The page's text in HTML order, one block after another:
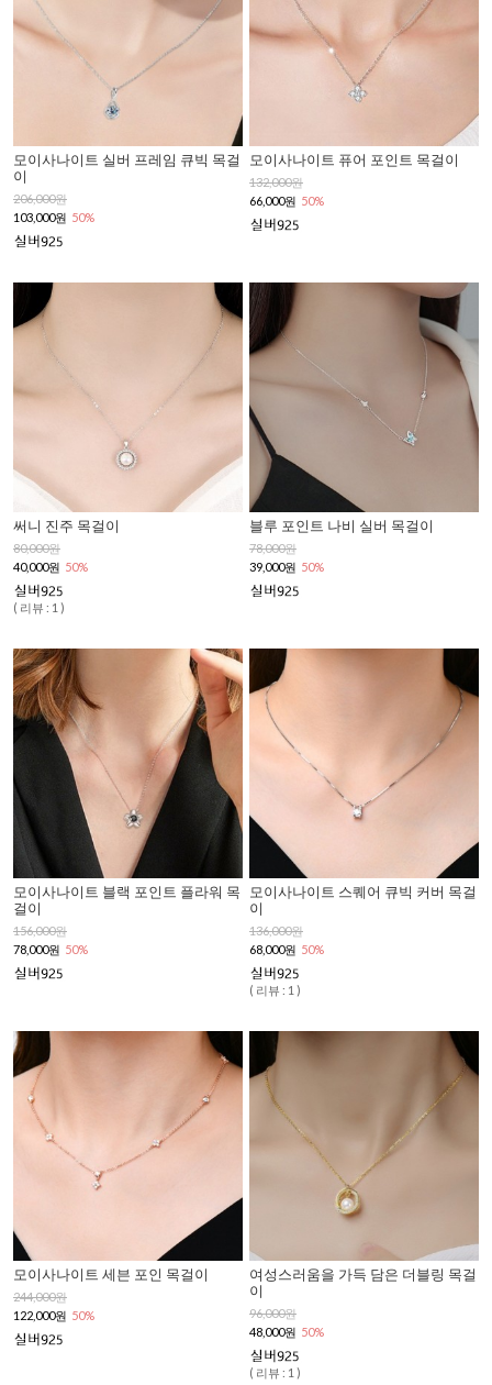
모이사나이트 실버 프레임 큐빅 목걸
이
206,000원
103,000원 50%
모이사나이트 퓨어 포인트 목걸이
132,000원
66,000원 50%
써니 진주 목걸이
80,000원
40,000원 50%
( 리뷰 : 1 )
블루 포인트 나비 실버 목걸이
78,000원
39,000원 50%
모이사나이트 블랙 포인트 플라워 목
걸이
156,000원
78,000원 50%
모이사나이트 스퀘어 큐빅 커버 목걸
이
136,000원
68,000원 50%
( 리뷰 : 1 )
모이사나이트 세븐 포인 목걸이
244,000원
122,000원 50%
여성스러움을 가득 담은 더블링 목걸
이
96,000원
48,000원 50%
( 리뷰 : 1 )